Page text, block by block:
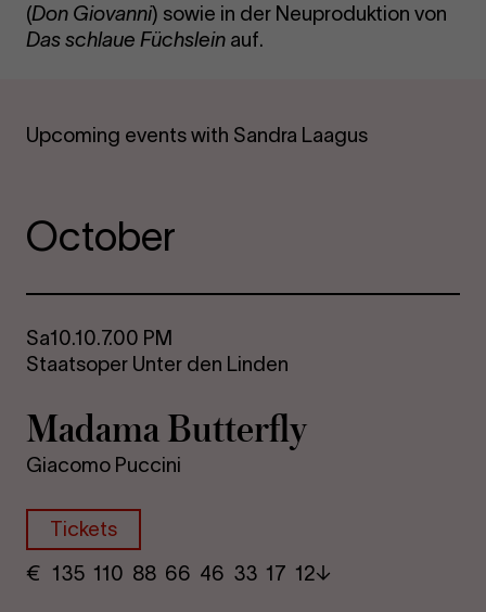
(Don Giovanni) sowie in der Neuproduktion von
Das schlaue Füchslein auf.
Upcoming events with Sandra Laagus
October
Sa10.10.7.00 PM
Staatsoper Unter den Linden
Madama Butterfly
Giacomo Puccini
Tickets
€ ​ 135 110 88​ 66 46 33​ 17 12